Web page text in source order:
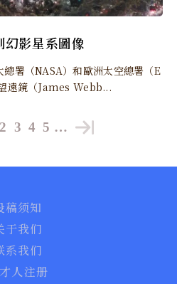
影星系圖像
總署（NASA）和歐洲太空總署（E
遠鏡（James Webb...
2 3 4 5 …
稿须知
于我们
系我们
人注册